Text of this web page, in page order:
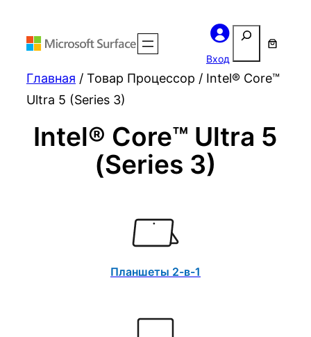
Вход
Поиск
Главная / Товар Процессор / Intel® Core™
Ultra 5 (Series 3)
Intel® Core™ Ultra 5
(Series 3)
Планшеты 2-в-1